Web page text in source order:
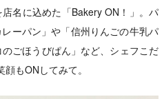
名に込めた「Bakery ON！」。パ
ーパン」や「信州りんごの牛乳パ
ごほうびぱん」など、シェフこだ
もONしてみて。